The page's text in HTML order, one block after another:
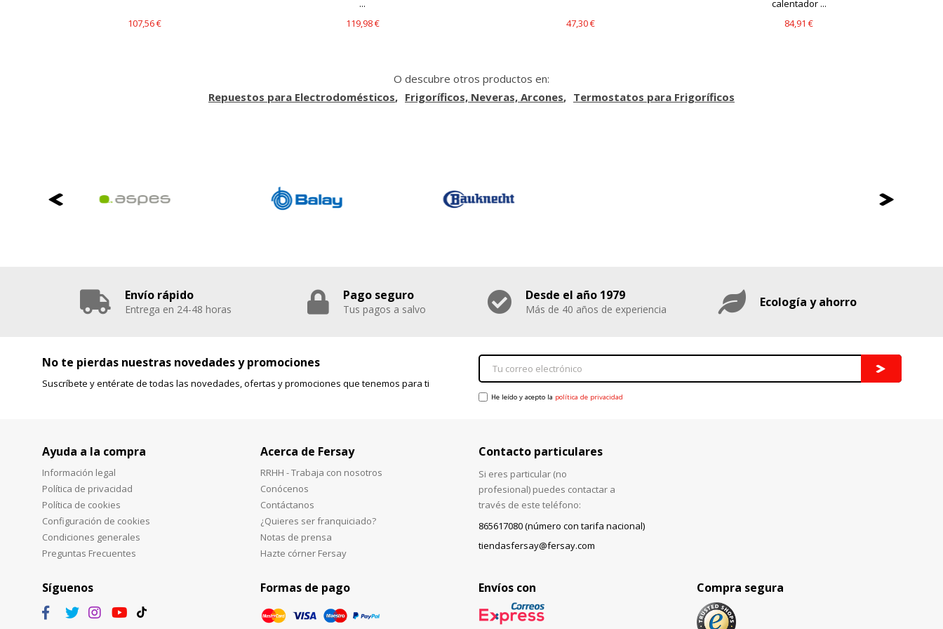
107,56 €
...
119,98 €
47,30 €
calentador ...
84,91 €
O descubre otros productos en:
Repuestos para Electrodomésticos
Frigoríficos, Neveras, Arcones Termostatos para Frigoríficos
Envío rápido
Entrega en 24-48 horas
Pago seguro
Tus pagos a salvo
Desde el año 1979
Más de 40 años de experiencia Ecología y ahorro
No te pierdas nuestras novedades y promociones
Suscríbete y entérate de todas las novedades, ofertas y promociones que tenemos para ti
He leído y acepto la política de privacidad
Ayuda a la compra
Información legal
Política de privacidad
Política de cookies
Configuración de cookies
Condiciones generales
Preguntas Frecuentes
Acerca de Fersay
RRHH - Trabaja con nosotros
Conócenos
Contáctanos
¿Quieres ser franquiciado?
Notas de prensa
Hazte córner Fersay
Contacto particulares
Si eres particular (no
profesional) puedes contactar a
través de este teléfono:
865617080 (número con tarifa nacional)
tiendasfersay@fersay.com
Síguenos Formas de pago Envíos con Compra segura